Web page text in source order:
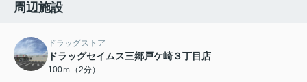
周辺施設
ドラッグストア
ドラッグセイムス三郷戸ケ崎３丁目店
100ｍ（2分）